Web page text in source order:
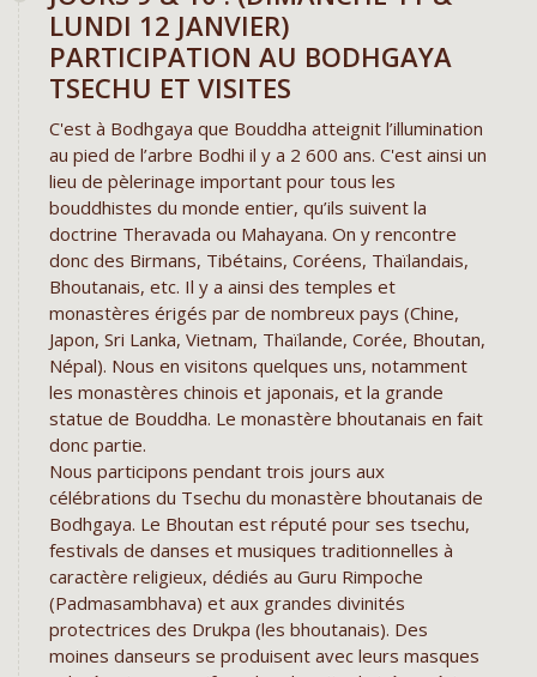
LUNDI 12 JANVIER)
PARTICIPATION AU BODHGAYA
TSECHU ET VISITES
C'est à Bodhgaya que Bouddha atteignit l’illumination
au pied de l’arbre Bodhi il y a 2 600 ans. C'est ainsi un
lieu de pèlerinage important pour tous les
bouddhistes du monde entier, qu’ils suivent la
doctrine Theravada ou Mahayana. On y rencontre
donc des Birmans, Tibétains, Coréens, Thaïlandais,
Bhoutanais, etc. Il y a ainsi des temples et
monastères érigés par de nombreux pays (Chine,
Japon, Sri Lanka, Vietnam, Thaïlande, Corée, Bhoutan,
Népal). Nous en visitons quelques uns, notamment
les monastères chinois et japonais, et la grande
statue de Bouddha. Le monastère bhoutanais en fait
donc partie.
Nous participons pendant trois jours aux
célébrations du Tsechu du monastère bhoutanais de
Bodhgaya. Le Bhoutan est réputé pour ses tsechu,
festivals de danses et musiques traditionnelles à
caractère religieux, dédiés au Guru Rimpoche
(Padmasambhava) et aux grandes divinités
protectrices des Drukpa (les bhoutanais). Des
moines danseurs se produisent avec leurs masques